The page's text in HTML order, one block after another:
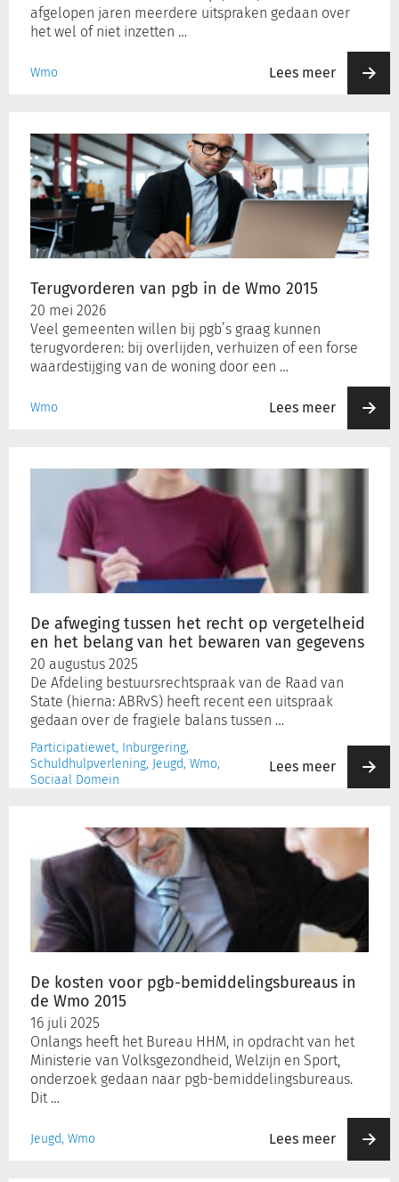
afgelopen jaren meerdere uitspraken gedaan over
het wel of niet inzetten …
Wmo Lees meer
Terugvorderen van pgb in de Wmo 2015
20 mei 2026
Veel gemeenten willen bij pgb’s graag kunnen
terugvorderen: bij overlijden, verhuizen of een forse
waardestijging van de woning door een …
Wmo Lees meer
van
pgb
Wmo
2015
De afweging tussen het recht op vergetelheid
en het belang van het bewaren van gegevens
20 augustus 2025
De Afdeling bestuursrechtspraak van de Raad van
State (hierna: ABRvS) heeft recent een uitspraak
gedaan over de fragiele balans tussen …
Participatiewet, Inburgering,
Schuldhulpverlening, Jeugd, Wmo,
Sociaal Domein
Lees meer
vergetelheid
het
belang
van
het
bewaren
van
gegevens
De kosten voor pgb-bemiddelingsbureaus in
de Wmo 2015
16 juli 2025
Onlangs heeft het Bureau HHM, in opdracht van het
Ministerie van Volksgezondheid, Welzijn en Sport,
onderzoek gedaan naar pgb-bemiddelingsbureaus.
Dit …
Jeugd, Wmo Lees meer
voor
pgb-
bemiddelingsbureaus
Wmo
2015